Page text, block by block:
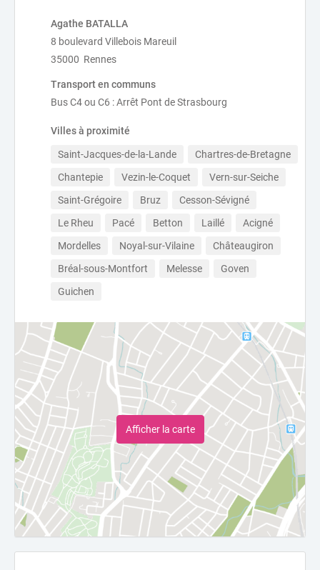
Agathe BATALLA
8 boulevard Villebois Mareuil
35000 Rennes
Transport en communs
Bus C4 ou C6 : Arrêt Pont de Strasbourg
Villes à proximité
Saint-Jacques-de-la-Lande
Chartres-de-Bretagne
Chantepie
Vezin-le-Coquet
Vern-sur-Seiche
Saint-Grégoire
Bruz
Cesson-Sévigné
Le Rheu
Pacé Betton Laillé
Acigné
Mordelles
Noyal-sur-Vilaine
Châteaugiron
Bréal-sous-Montfort
Melesse
Goven
Guichen
Afficher la carte